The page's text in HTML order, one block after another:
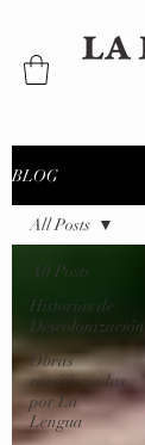
BLOG
All Posts
Historias de
Descolonización
Obras
comisionadas
por La
Lengua
All Posts